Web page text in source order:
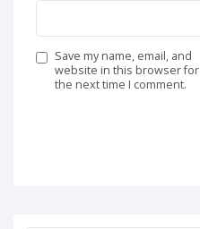
Save my name, email, and
website in this browser for
the next time I comment.